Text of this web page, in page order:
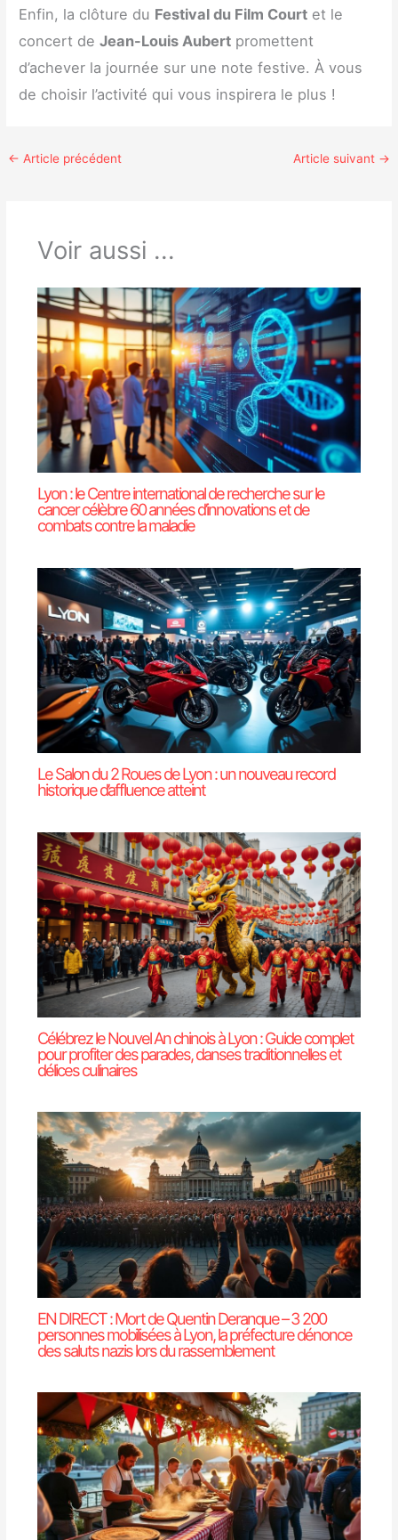
Enfin, la clôture du Festival du Film Court et le
concert deJean-Louis Aubert promettent
d’achever la journée sur une note festive. À vous
de choisir l’activité qui vous inspirera le plus !
← Article précédent Article suivant →
Voir aussi ...
Lyon : le Centre international de recherche sur le
cancer célèbre 60 années d’innovations et de
combats contre la maladie
Le Salon du 2 Roues de Lyon : un nouveau record
historique d’affluence atteint
Célébrez le Nouvel An chinois à Lyon : Guide complet
pour profiter des parades, danses traditionnelles et
délices culinaires
EN DIRECT : Mort de Quentin Deranque – 3 200
personnes mobilisées à Lyon, la préfecture dénonce
des saluts nazis lors du rassemblement